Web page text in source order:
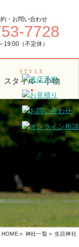
・お問い合わせ
7728
19:00（不定休）
STYLE
スタイル・小物
HOME 神社一覧 生目神社